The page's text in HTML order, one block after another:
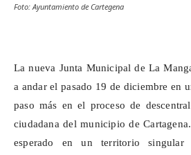
Foto: Ayuntamiento de Cartegena
La nueva Junta Municipal de La
a andar el pasado 19 de diciembre en
paso más en el proceso de
ciudadana del municipio de
esperado en un territorio singular